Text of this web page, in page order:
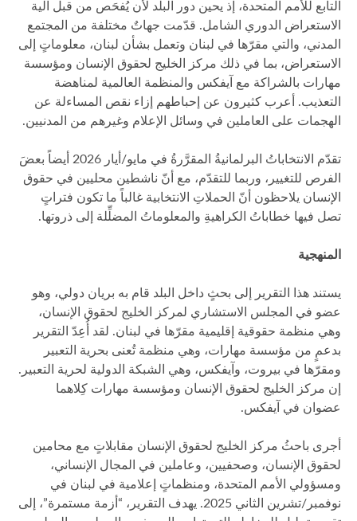
التابع للأمم المتحدة، إذ يحين دور البلد لأن يُفحَص من قبل آلية
الاستعراض الدوري الشامل. قدّمت جهاتٌ مختلفة من المجتمع
المدني، والتي مقرّها في لبنان وتعمل بشأن لبنان، معلوماتٍ إلى
الاستعراض، بما في ذلك مركز الخليج لحقوق الإنسان ومؤسسة
مهارات بالشراكة مع آيفكس والمنظمة العالمية لمناهضة
التعذيب. أعرب كثيرون عن إحباطهم إزاء نقص المساءلة عن
الهجمات على العاملين في وسائل الإعلام وغيرهم من المدنيين.
تقدّم الانتخاباتُ البرلمانيةُ المقرَّرةُ في مايو/أيار 2026 أيضاً بعضَ
الفرص للتغيير، وربما للتقدّم، مع أنّ ناشطين محليين في حقوق
الإنسان يلاحظون أنّ الحملاتِ الانتخابية غالباً ما تكون فتراتٍ
تصل فيها خطاباتُ الكراهيةِ والمعلوماتُ المضلِّلة إلى ذروتها.
المنهجية
يستند هذا التقرير إلى بحثٍ داخل البلد قام به بريان دولي، وهو
عضو في المجلس الاستشاري لمركز الخليج لحقوق الإنسان،
وهي منظمة حقوقية إقليمية مقرّها في لبنان. لقد أُعِدّ التقرير
بدعمٍ من مؤسسة مهارات، وهي منظمة تُعنى بحرية التعبير
ومقرّها في بيروت، وآيفكس، وهي الشبكة الدولية لحرية التعبير.
إن مركز الخليج لحقوق الإنسان ومؤسسة مهارات كِلاهما
عضوان في آيفكس.
أجرى باحثُ مركز الخليج لحقوق الإنسان مقابلاتٍ مع محامين
لحقوق الإنسان، وصحفيين، وعاملين في المجال الإنساني،
ومسؤولي الأمم المتحدة، ومنظماتٍ إعلامية في لبنان في
نوفمبر/تشرين الثاني 2025. يهدف التقرير، “أزمة مستمرة”، إلى